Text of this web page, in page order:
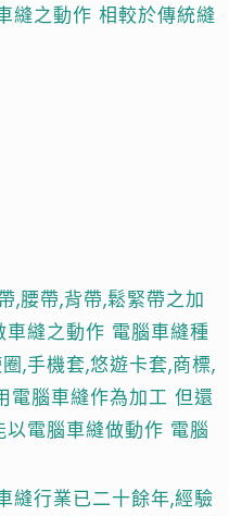
縫之動作 相較於傳統縫
,腰帶,背帶,鬆緊帶之加
縫之動作 電腦車縫種
,手機套,悠遊卡套,商標,
電腦車縫作為加工 但還
電腦車縫做動作 電腦
縫行業已二十餘年,經驗